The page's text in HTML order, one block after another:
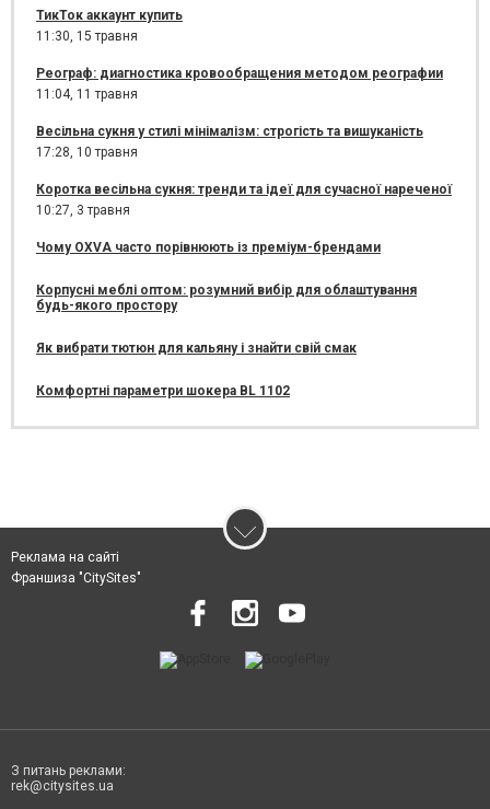
ТикТок аккаунт купить
11:30, 15 травня
Реограф: диагностика кровообращения методом реографии
11:04, 11 травня
Весільна сукня у стилі мінімалізм: строгість та вишуканість
17:28, 10 травня
Коротка весільна сукня: тренди та ідеї для сучасної нареченої
10:27, 3 травня
Чому OXVA часто порівнюють із преміум-брендами
Корпусні меблі оптом: розумний вибір для облаштування
будь-якого простору
Як вибрати тютюн для кальяну і знайти свій смак
Комфортні параметри шокера BL 1102
Реклама на сайті
Франшиза "CitySites"
З питань реклами:
rek@citysites.ua